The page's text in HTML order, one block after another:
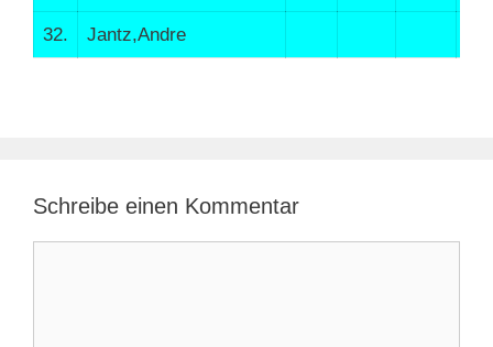
32. Jantz,Andre
Schreibe einen Kommentar